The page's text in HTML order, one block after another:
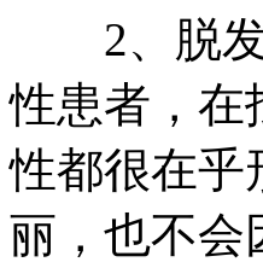
2、脱发
性患者，在
性都很在乎
丽，也不会